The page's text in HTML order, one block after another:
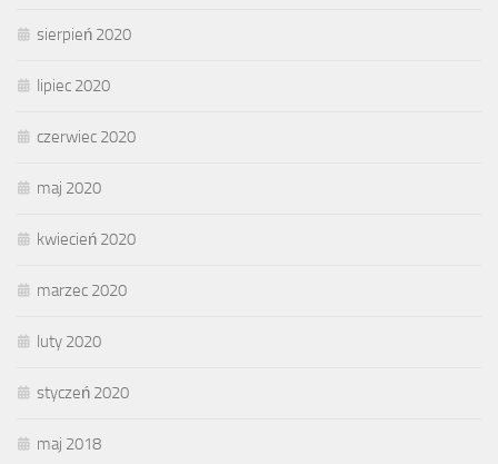
sierpień 2020
lipiec 2020
czerwiec 2020
maj 2020
kwiecień 2020
marzec 2020
luty 2020
styczeń 2020
maj 2018